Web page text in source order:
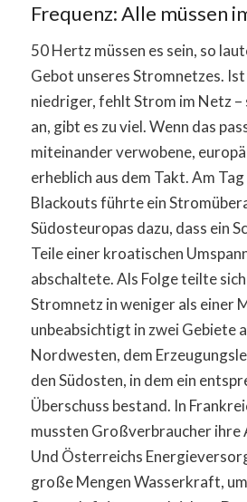
Frequenz: Alle müssen
50 Hertz müssen es sein, so
Gebot unseres Stromnetzes.
niedriger, fehlt Strom im Netz –
an, gibt es zu viel. Wenn das
miteinander verwobene,
erheblich aus dem Takt. Am
Blackouts führte ein
Südosteuropas dazu, dass ein
Teile einer kroatischen
abschaltete. Als Folge teilte
Stromnetz in weniger als einer
unbeabsichtigt in zwei Gebiete
Nordwesten, dem
den Südosten, in dem ein
Überschuss bestand. In
mussten Großverbraucher ihre
Und Österreichs
große Mengen Wasserkraft,